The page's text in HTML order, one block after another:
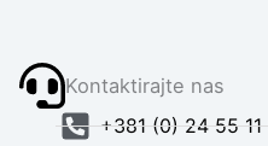
Kontaktirajte nas
+381 (0) 24 55 11